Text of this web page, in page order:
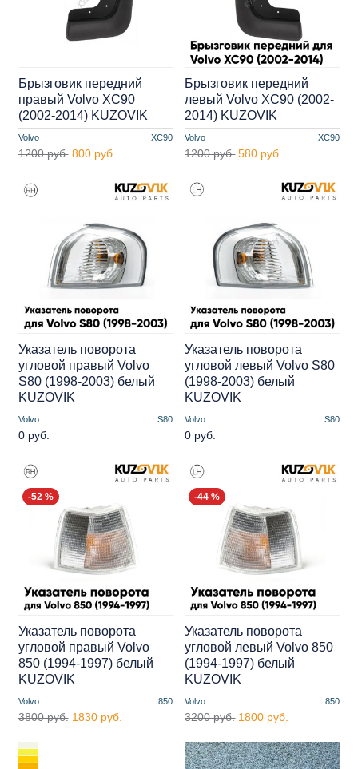
Volvo XC90
Брызговик передний
правый Volvo XC90
(2002-2014) KUZOVIK
1200 руб. 800 руб.
Volvo XC90
Брызговик передний
левый Volvo XC90 (2002-
2014) KUZOVIK
1200 руб. 580 руб.
Volvo S80
Указатель поворота
угловой правый Volvo
S80 (1998-2003) белый
KUZOVIK
0 руб.
Volvo S80
Указатель поворота
угловой левый Volvo S80
(1998-2003) белый
KUZOVIK
0 руб.
-52 %
Volvo 850
Указатель поворота
угловой правый Volvo
850 (1994-1997) белый
KUZOVIK
3800 руб. 1830 руб.
-44 %
Volvo 850
Указатель поворота
угловой левый Volvo 850
(1994-1997) белый
KUZOVIK
3200 руб. 1800 руб.